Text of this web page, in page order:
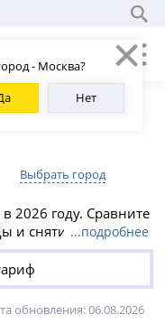
- Москва?
Нет
Выбрать город
2026 году. Сравните
и снятие наличных,
к документам.
ООО и где
...подробнее
обновления: 06.08.2026